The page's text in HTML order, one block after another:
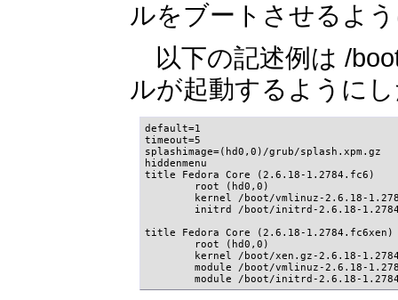
ルをブートさせるよ
以下の記述例は /
ルが起動するように
default=1
timeout=5
splashimage=(hd0,0)/grub/splash.xpm.gz
hiddenmenu
title Fedora Core (2.6.18-1.2784.fc6)
        root (hd0,0)
kernel /boot/vmlinuz-2.6.18-
initrd /boot/initrd-2.6.18-
title Fedora Core (2.6.18-1.2784.fc6xen)
        root (hd0,0)
kernel /boot/xen.gz-2.6.18-
module /boot/vmlinuz-2.6.18-
module /boot/initrd-2.6.18-